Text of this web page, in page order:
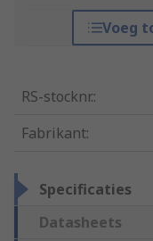
Voeg
RS-stocknr.:
Fabrikant:
Specificaties
Datasheets